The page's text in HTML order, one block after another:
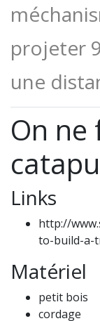
projeter
une
On ne
Links
http://
to-build-a-
Matériel
petit bois
cordage